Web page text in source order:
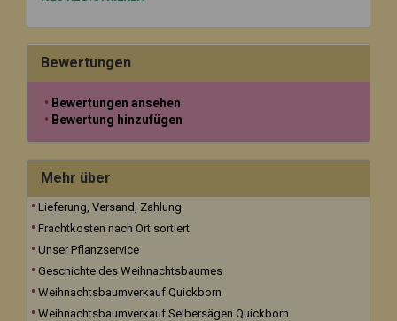
Bewertungen
Bewertungen ansehen
Bewertung hinzufügen
Mehr über
Lieferung, Versand, Zahlung
Frachtkosten nach Ort sortiert
Unser Pflanzservice
Geschichte des Weihnachtsbaumes
Weihnachtsbaumverkauf Quickborn
Weihnachtsbaumverkauf Selbersägen Quickborn